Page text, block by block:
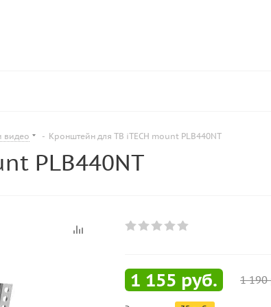
видео - Кронштейн для ТВ iTECH mount PLB440NT
PLB440NT
1 155 руб. 1 190